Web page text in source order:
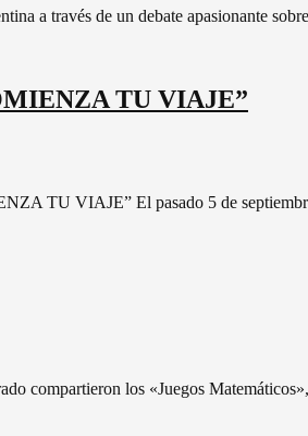
a través de un debate apasionante
TU VIAJE”
TU VIAJE” El pasado 5 de
compartieron los «Juegos